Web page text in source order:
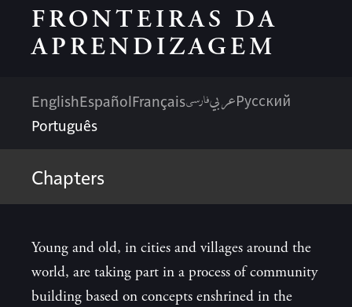
FRONTEIRAS DA
APRENDIZAGEM
EnglishEspañolFrançaisفارسیعربيРусский
Português
Chapters
Norte de Bolivar, Colombia
Young and old, in cities and villages around the
world, are taking part in a process of community
building based on concepts enshrined in the